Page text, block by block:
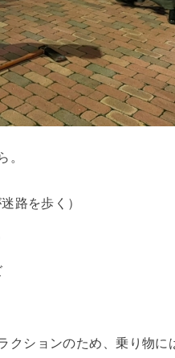
。
路を歩く）
ションのため、乗り物に